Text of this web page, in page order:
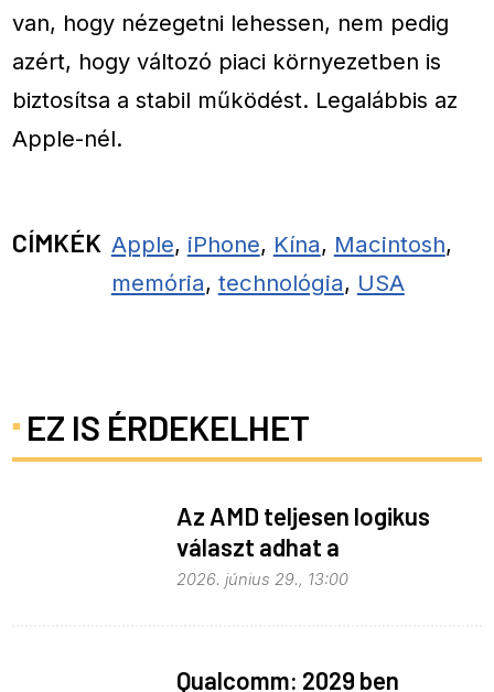
van, hogy nézegetni lehessen, nem pedig
azért, hogy változó piaci környezetben is
biztosítsa a stabil működést. Legalábbis az
Apple-nél.
CÍMKÉK Apple, iPhone, Kína, Macintosh,
memória, technológia, USA
EZ IS ÉRDEKELHET
Az AMD teljesen logikus
választ adhat a
memóriaválságra
2026. június 29., 13:00
Qualcomm: 2029 ben